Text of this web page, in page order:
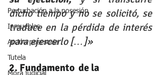
Perturbación a la posesión
Inmuebles
Acción posesoria
Tutela
Mora judicial
dicho tiempo y no se solicitó, se
traduce en la pérdida de interés
para ejercerlo […]»
2. Fundamento  de la